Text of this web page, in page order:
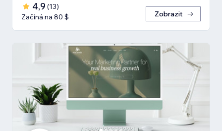
4,9 (13)
Začíná na 80 $
Zobrazit